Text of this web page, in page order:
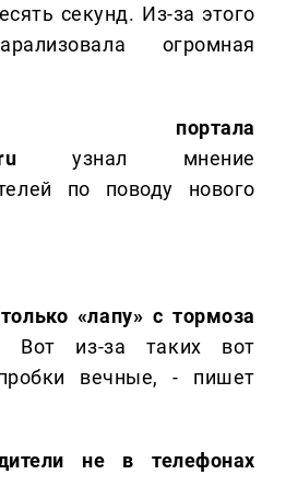
секунд. Из-за этого
огромная
портала
узнал мнение
по поводу нового
«лапу» с тормоза
Вот из-за таких вот
вечные, - пишет
не в телефонах